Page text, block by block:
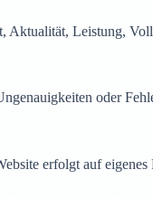
Leistung,
oder
erfolgt auf